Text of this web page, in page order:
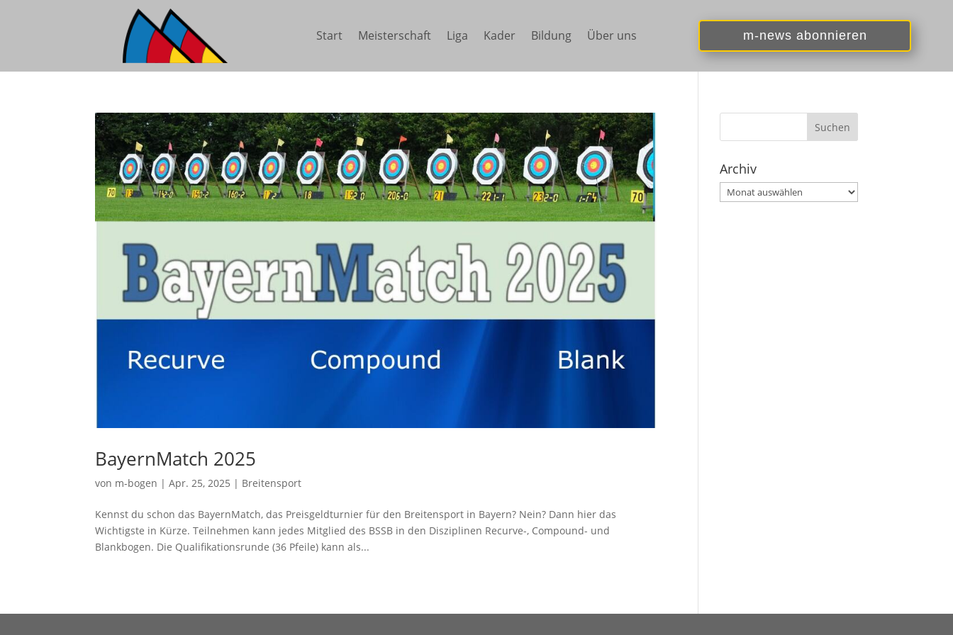
Start Meisterschaft Liga Kader Bildung Über uns m-news abonnieren
BayernMatch 2025
von m-bogen |Apr. 25, 2025 | Breitensport
Kennst du schon das BayernMatch, das Preisgeldturnier für den Breitensport in Bayern? Nein? Dann hier das
Wichtigste in Kürze. Teilnehmen kann jedes Mitglied des BSSB in den Disziplinen Recurve-, Compound- und
Blankbogen. Die Qualifikationsrunde (36 Pfeile) kann als...
Archiv
Archiv